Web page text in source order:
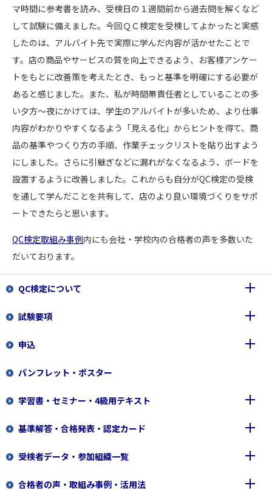
マ時間に参考書を読み、受検日の１週間前から過去問を解くなど
して試験に備えました。今回ＱＣ検定を受検してよかったと実感
したのは、アルバイト先で実際に学んだ内容が活かせたことで
す。店の商品やサービスの質を向上できるよう、お客様アンケー
トをもとに改善策を考えたとき、もっと基準を明確にする必要が
あると感じました。また、私が時間帯責任者としていることの多
い夕方～夜にかけては、学生のアルバイトが多いため、より仕事
内容がわかりやすくなるよう「見える化」からヒントを得て、商
品の基準やつくり方の手順、作業チェックリストを貼り出すよう
にしました。さらに引継ぎなどに漏れがなくなるよう、ボードを
設置するように改善しました。これからも自分がQC検定の受検
を通して学んだことを共有して、店のより良い環境づくりをサポ
ートできたらと思います。
QC検定取組み事例内にも会社・学校内の合格者の声を多数いた
だいております。
QC検定について
品質管理検定(QC検定)とは
認定団体、協賛団体のご紹介
運営方針
登録商標（QC検定ロゴマーク等
３級・４級のコンピュータ試験(ＣＢＴ)への変更について
試験要項
各級のレベルと内容
合格基準
各級の問題例
申込
1級・2級（筆記試験）
3級・4級（CBT試験）
パンフレット・ポスター
学習書・セミナー・4級用テキスト
QC検定図書一覧
日本規格協会 主催セミナー
日科技連 主催セミナー
基準解答・合格発表・認定カード
基準解答
合格発表
受検者データ・参加組織一覧
1～2級成績上位者公表
合格者の声・取組み事例・活用法